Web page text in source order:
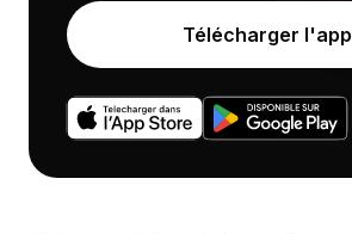
Télécharger l'app